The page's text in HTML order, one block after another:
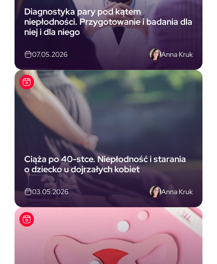
Diagnostyka pary pod kątem
niepłodności. Przygotowanie i badania dla
niej i dla niego
07.05.2026 Anna Kruk
Ciąża po 40-stce. Niepłodność i starania
o dziecko u dojrzałych kobiet
03.05.2026 Anna Kruk